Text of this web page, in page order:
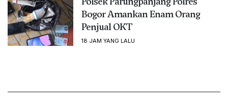
Bogor Amankan Enam Orang
Penjual OKT
18 JAM YANG LALU